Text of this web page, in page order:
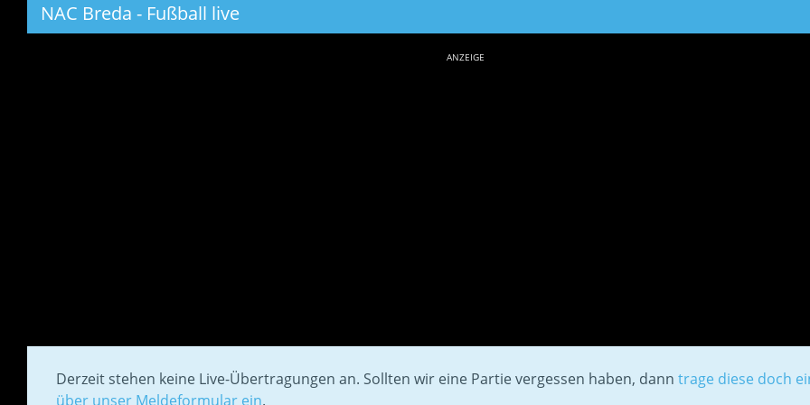
NAC Breda - Fußball live
ANZEIGE
Derzeit stehen keine Live-Übertragungen an. Sollten wir eine Partie vergessen haben, dann trage diese doch
über unser Meldeformular ein.